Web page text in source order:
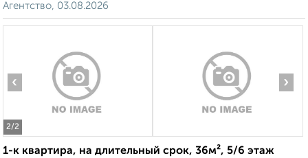
Агентство, 03.08.2026
2/2
‹ ›
1-к квартира, на длительный срок, 36м², 5/6 этаж